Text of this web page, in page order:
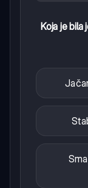
Koja je bila